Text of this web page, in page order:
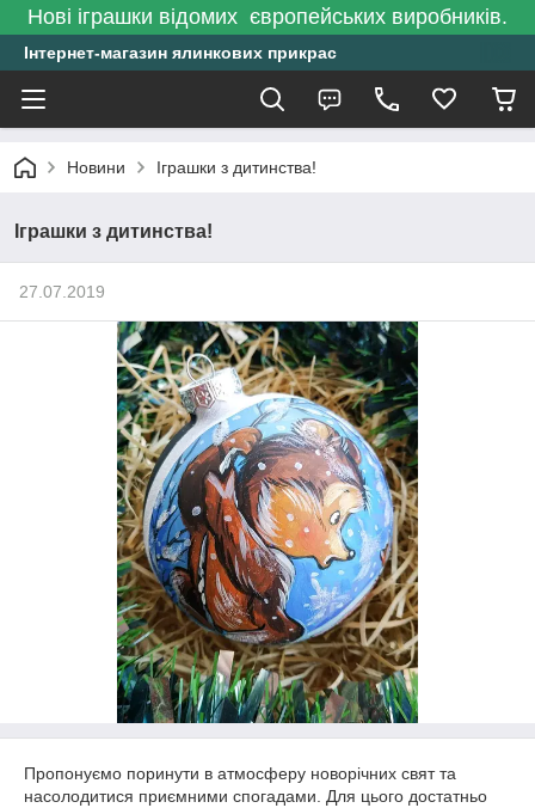
Нові іграшки відомих європейських виробників.
Інтернет-магазин ялинкових прикрас
Новини Іграшки з дитинства!
Іграшки з дитинства!
27.07.2019
Пропонуємо поринути в атмосферу новорічних свят та
насолодитися приємними спогадами. Для цього достатньо